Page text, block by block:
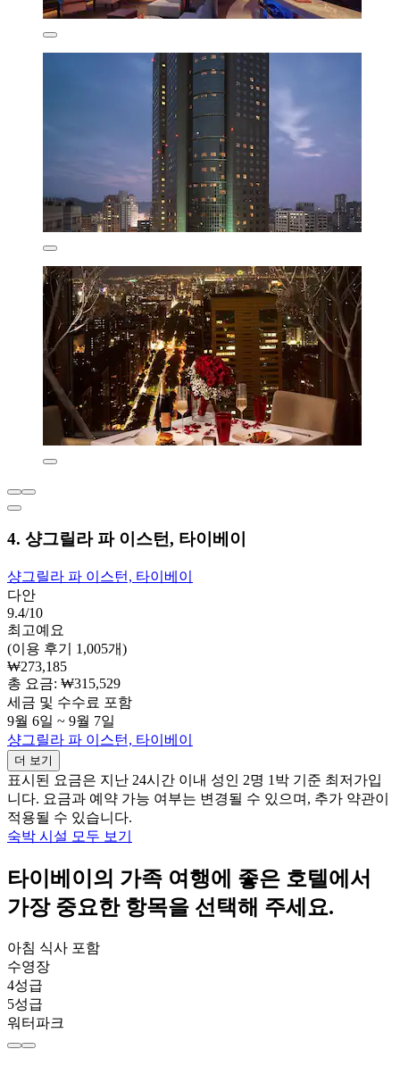
4. 샹그릴라 파 이스턴, 타이베이
샹그릴라 파 이스턴, 타이베이
다안
9.4/10
최고예요
(이용 후기 1,005개)
₩273,185
총 요금: ₩315,529
세금 및 수수료 포함
9월 6일 ~ 9월 7일
샹그릴라 파 이스턴, 타이베이
더 보기
표시된 요금은 지난 24시간 이내 성인 2명 1박 기준 최저가입
니다. 요금과 예약 가능 여부는 변경될 수 있으며, 추가 약관이
적용될 수 있습니다.
숙박 시설 모두 보기
타이베이의 가족 여행에 좋은 호텔에서
가장 중요한 항목을 선택해 주세요.
아침 식사 포함
수영장
4성급
5성급
워터파크